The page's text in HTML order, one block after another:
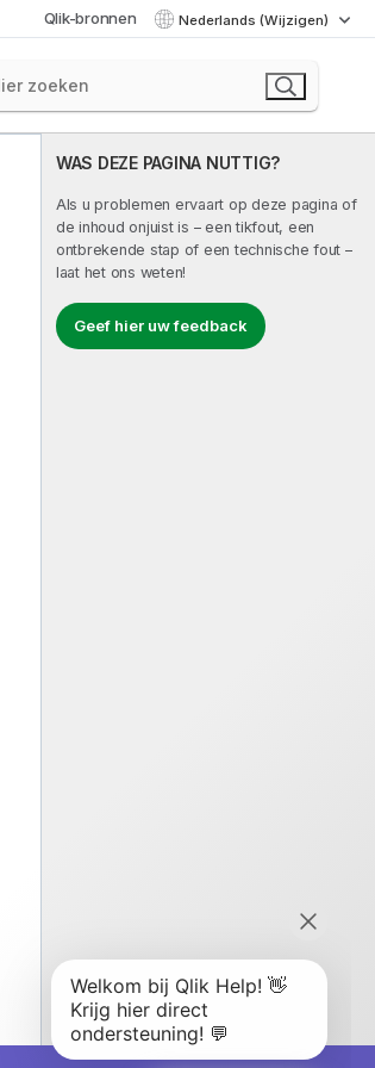
Qlik-bronnen Nederlands (Wijzigen)
WAS DEZE PAGINA NUTTIG?
Als u problemen ervaart op deze pagina of
de inhoud onjuist is – een tikfout, een
ontbrekende stap of een technische fout –
laat het ons weten!
Geef hier uw feedback